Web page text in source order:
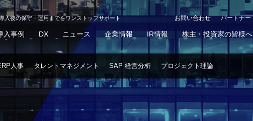
入後の保守・運用までをワンストップサポート パートナー
お問い合わせ
入事例 DX ニュース 企業情報 IR情報 株主・投資家の皆様へ
人事 タレントマネジメント SAP 経営分析 プロジェクト理論